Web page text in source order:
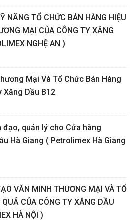
NĂNG TỔ CHỨC BÁN HÀNG HIỆU
MẠI CỦA CÔNG TY XĂNG
NGHỆ AN )
Mại Và Tổ Chức Bán Hàng
Xăng Dầu B12
đạo, quản lý cho Cửa hàng
Hà Giang ( Petrolimex Hà Giang
VĂN MINH THƯƠNG MẠI VÀ TỔ
CỦA CÔNG TY XĂNG DẦU
HÀ NỘI )